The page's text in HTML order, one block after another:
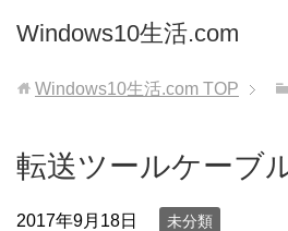
Windows10生活.com
Windows10生活.com TOP
転送ツールケーブ
2017年9月18日 未分類